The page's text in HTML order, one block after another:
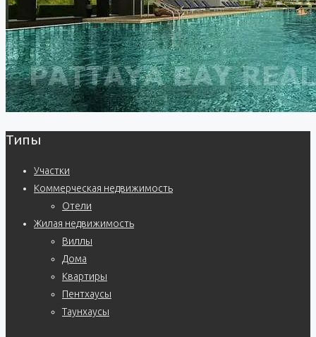
Типы
Участки
Коммерческая недвижимость
Отели
Жилая недвижимость
Виллы
Дома
Квартиры
Пентхаусы
Таунхаусы